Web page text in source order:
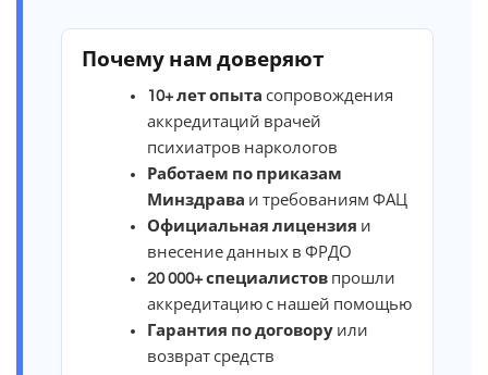
Почему нам доверяют
10+ лет опыта сопровождения
аккредитаций врачей
психиатров наркологов
Работаем по приказам
Минздрава и требованиям ФАЦ
Официальная лицензия и
внесение данных в ФРДО
20 000+ специалистов прошли
аккредитацию с нашей помощью
Гарантия по договору или
возврат средств